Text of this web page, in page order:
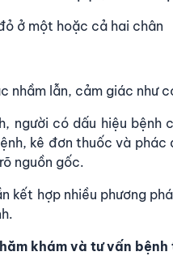
ở một hoặc cả hai chân
nhầm lẫn, cảm giác như
người có dấu hiệu bệnh
kê đơn thuốc và
nguồn gốc.
kết hợp nhiều phương
khám và tư vấn bệnh